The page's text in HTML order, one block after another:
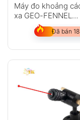
Máy đo khoảng
xa GEO-FENNEL
GeoDist 40
Đã bán